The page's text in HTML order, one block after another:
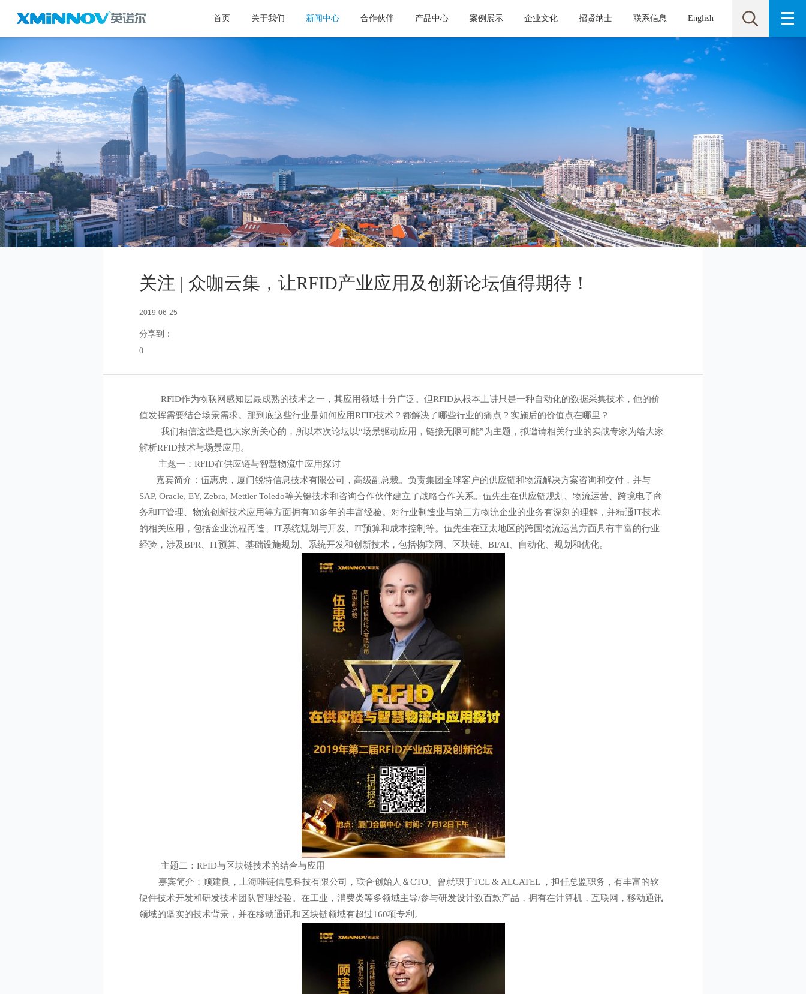
首页 关于我们 新闻中心 合作伙伴 产品中心 案例展示 企业文化 招贤纳士 联系信息 English
关注 | 众咖云集，让RFID产业应用及创新论坛值得期待！
2019-06-25
分享到：
0
RFID作为物联网感知层最成熟的技术之一，其应用领域十分广泛。但RFID从根本上讲只是一种自动化的数据采集技术，他的价
值发挥需要结合场景需求。那到底这些行业是如何应用RFID技术？都解决了哪些行业的痛点？实施后的价值点在哪里？
我们相信这些是也大家所关心的，所以本次论坛以“场景驱动应用，链接无限可能”为主题，拟邀请相关行业的实战专家为给大家
解析RFID技术与场景应用。
主题一：RFID在供应链与智慧物流中应用探讨
嘉宾简介：伍惠忠，厦门锐特信息技术有限公司，高级副总裁。负责集团全球客户的供应链和物流解决方案咨询和交付，并与
SAP, Oracle, EY, Zebra, Mettler Toledo等关键技术和咨询合作伙伴建立了战略合作关系。伍先生在供应链规划、物流运营、跨境电子商
务和IT管理、物流创新技术应用等方面拥有30多年的丰富经验。对行业制造业与第三方物流企业的业务有深刻的理解，并精通IT技术
的相关应用，包括企业流程再造、IT系统规划与开发、IT预算和成本控制等。伍先生在亚太地区的跨国物流运营方面具有丰富的行业
经验，涉及BPR、IT预算、基础设施规划、系统开发和创新技术，包括物联网、区块链、BI/AI、自动化、规划和优化。
主题二：RFID与区块链技术的结合与应用
嘉宾简介：顾建良，上海唯链信息科技有限公司，联合创始人＆CTO。曾就职于TCL & ALCATEL ，担任总监职务，有丰富的软
硬件技术开发和研发技术团队管理经验。在工业，消费类等多领域主导/参与研发设计数百款产品，拥有在计算机，互联网，移动通讯
领域的坚实的技术背景，并在移动通讯和区块链领域有超过160项专利。